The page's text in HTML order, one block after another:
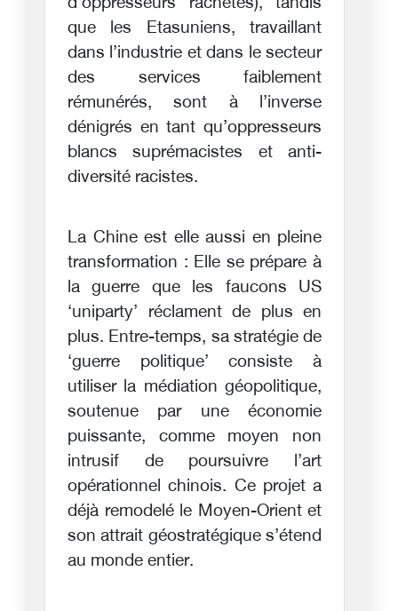
que les Etasuniens, travaillant
dans l’industrie et dans le secteur
des services faiblement
rémunérés, sont à l’inverse
dénigrés en tant qu’oppresseurs
blancs suprémacistes et anti-
diversité racistes.
La Chine est elle aussi en pleine
transformation : Elle se prépare à
la guerre que les faucons US
‘uniparty’ réclament de plus en
plus. Entre-temps, sa stratégie de
‘guerre politique’ consiste à
utiliser la médiation géopolitique,
soutenue par une économie
puissante, comme moyen non
intrusif de poursuivre l’art
opérationnel chinois. Ce projet a
déjà remodelé le Moyen-Orient et
son attrait géostratégique s’étend
au monde entier.